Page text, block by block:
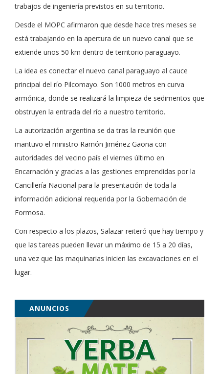
trabajos de ingeniería previstos en su territorio.
Desde el MOPC afirmaron que desde hace tres meses se
está trabajando en la apertura de un nuevo canal que se
extiende unos 50 km dentro de territorio paraguayo.
La idea es conectar el nuevo canal paraguayo al cauce
principal del río Pilcomayo. Son 1000 metros en curva
armónica, donde se realizará la limpieza de sedimentos que
obstruyen la entrada del río a nuestro territorio.
La autorización argentina se da tras la reunión que
mantuvo el ministro Ramón Jiménez Gaona con
autoridades del vecino país el viernes último en
Encarnación y gracias a las gestiones emprendidas por la
Cancillería Nacional para la presentación de toda la
información adicional requerida por la Gobernación de
Formosa.
Con respecto a los plazos, Salazar reiteró que hay tiempo y
que las tareas pueden llevar un máximo de 15 a 20 días,
una vez que las maquinarias inicien las excavaciones en el
lugar.
ANUNCIOS